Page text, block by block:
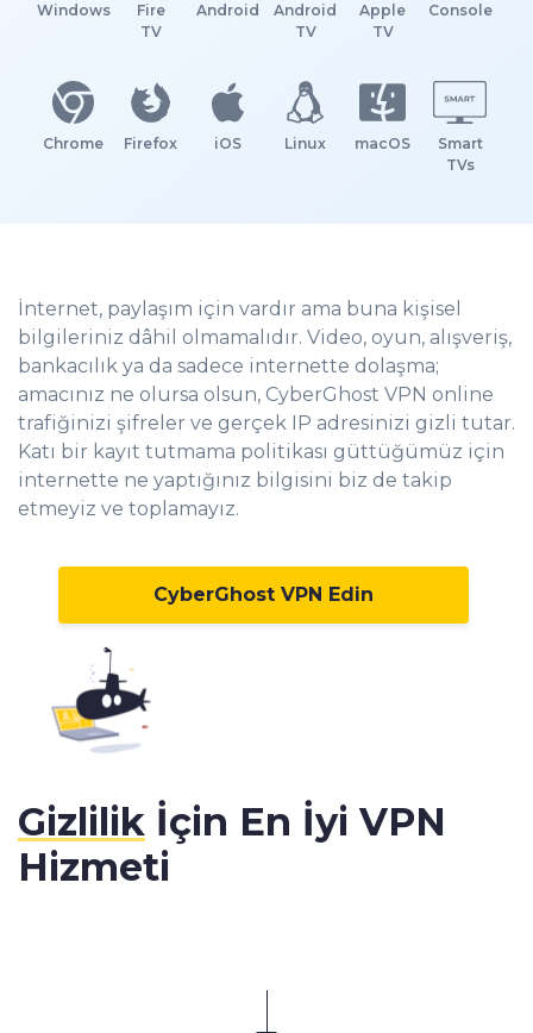
Windows
Fire
TV
Android
Android
TV
Apple
TV
Console
Chrome Firefox iOS Linux macOS
Smart
TVs
Gizlilik İçin En İyi VPN
Hizmeti
İnternet, paylaşım için vardır ama buna kişisel
bilgileriniz dâhil olmamalıdır. Video, oyun, alışveriş,
bankacılık ya da sadece internette dolaşma;
amacınız ne olursa olsun, CyberGhost VPN online
trafiğinizi şifreler ve gerçek IP adresinizi gizli tutar.
Katı bir kayıt tutmama politikası güttüğümüz için
internette ne yaptığınız bilgisini biz de takip
etmeyiz ve toplamayız.
CyberGhost VPN Edin